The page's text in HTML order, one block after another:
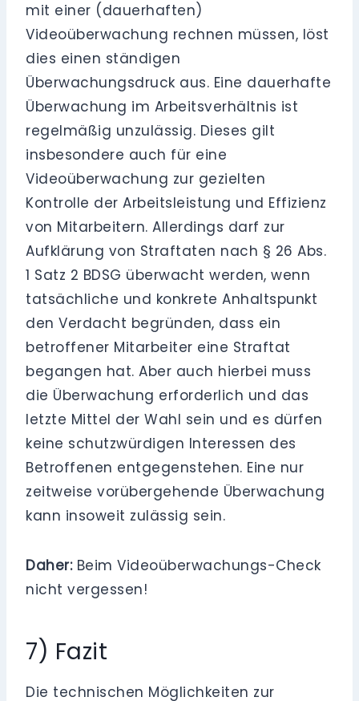
mit einer (dauerhaften)
Videoüberwachung rechnen müssen, löst
dies einen ständigen
Überwachungsdruck aus. Eine dauerhafte
Überwachung im Arbeitsverhältnis ist
regelmäßig unzulässig. Dieses gilt
insbesondere auch für eine
Videoüberwachung zur gezielten
Kontrolle der Arbeitsleistung und Effizienz
von Mitarbeitern. Allerdings darf zur
Aufklärung von Straftaten nach § 26 Abs.
1 Satz 2 BDSG überwacht werden, wenn
tatsächliche und konkrete Anhaltspunkt
den Verdacht begründen, dass ein
betroffener Mitarbeiter eine Straftat
begangen hat. Aber auch hierbei muss
die Überwachung erforderlich und das
letzte Mittel der Wahl sein und es dürfen
keine schutzwürdigen Interessen des
Betroffenen entgegenstehen. Eine nur
zeitweise vorübergehende Überwachung
kann insoweit zulässig sein.
Daher:Beim Videoüberwachungs-Check
nicht vergessen!
7) Fazit
Die technischen Möglichkeiten zur